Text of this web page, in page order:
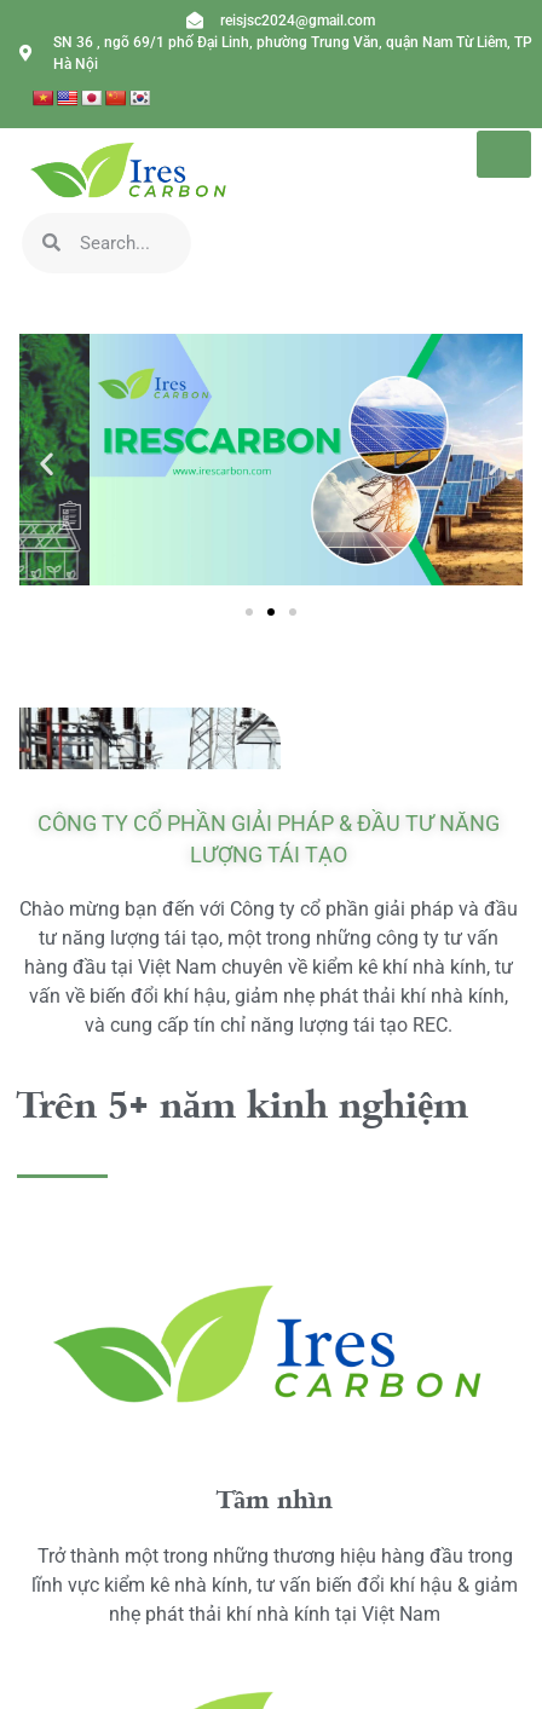
reisjsc2024@gmail.com
SN 36 , ngõ 69/1 phố Đại Linh, phường Trung Văn, quận Nam Từ Liêm, TP
Hà Nội
CÔNG TY CỔ PHẦN GIẢI PHÁP & ĐẦU TƯ NĂNG
LƯỢNG TÁI TẠO
Chào mừng bạn đến với Công ty cổ phần giải pháp và đầu
tư năng lượng tái tạo, một trong những công ty tư vấn
hàng đầu tại Việt Nam chuyên về kiểm kê khí nhà kính, tư
vấn về biến đổi khí hậu, giảm nhẹ phát thải khí nhà kính,
và cung cấp tín chỉ năng lượng tái tạo REC.
Trên 5+ năm kinh nghiệm
Tầm nhìn
Trở thành một trong những thương hiệu hàng đầu trong
lĩnh vực kiểm kê nhà kính, tư vấn biến đổi khí hậu & giảm
nhẹ phát thải khí nhà kính tại Việt Nam